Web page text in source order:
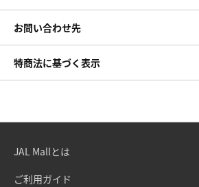
お問い合わせ先
特商法に基づく表示
JAL Mallとは
ご利用ガイド